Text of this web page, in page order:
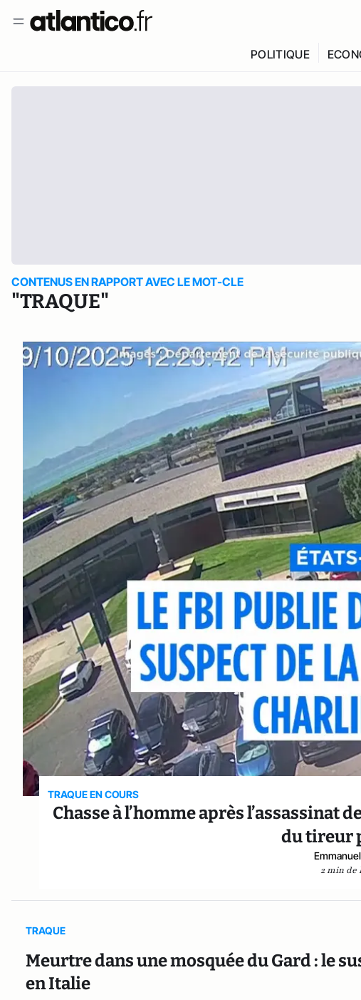
POLITIQUE
CONTENUS EN RAPPORT AVEC LE MOT-CLE
"TRAQUE"
TRAQUE EN COURS
Chasse à l’homme après l’assassinat
du tireur
2 min de
TRAQUE
Meurtre dans une mosquée du Gard : le
en Italie